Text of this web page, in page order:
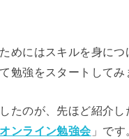
めにはスキルを身に
勉強をスタートしてみ
たのが、先ほど紹介
ンライン勉強会」です